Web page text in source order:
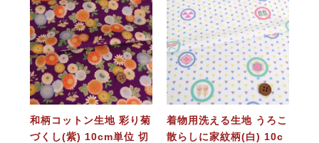
和柄コットン生地 彩り菊
づくし(紫) 10cm単位 切
着物用洗える生地 うろこ
散らしに家紋柄(白) 10c